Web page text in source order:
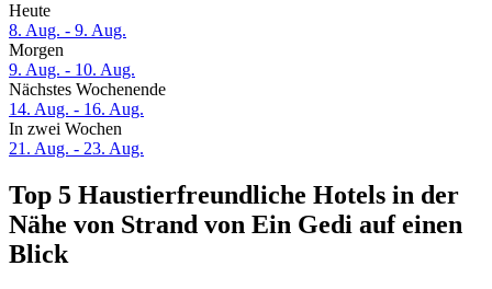
Heute
8. Aug. - 9. Aug.
Morgen
9. Aug. - 10. Aug.
Nächstes Wochenende
14. Aug. - 16. Aug.
In zwei Wochen
21. Aug. - 23. Aug.
Top 5 Haustierfreundliche Hotels in der
Nähe von Strand von Ein Gedi auf einen
Blick